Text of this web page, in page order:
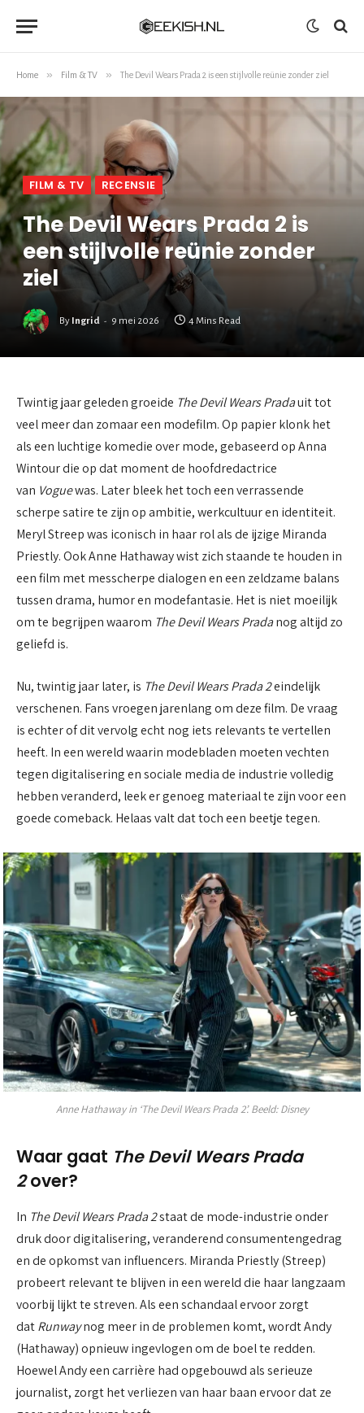
Home » Film & TV » The Devil Wears Prada 2 is een stijlvolle reünie zonder ziel
FILM & TV RECENSIE
The Devil Wears Prada 2 is
een stijlvolle reünie zonder
ziel
By Ingrid 9 mei 2026 4 Mins Read
Twintig jaar geleden groeide The Devil Wears Pradauit tot
veel meer dan zomaar een modefilm. Op papier klonk het
als een luchtige komedie over mode, gebaseerd op Anna
Wintour die op dat moment de hoofdredactrice
van Voguewas. Later bleek het toch een verrassende
scherpe satire te zijn op ambitie, werkcultuur en identiteit.
Meryl Streep was iconisch in haar rol als de ijzige Miranda
Priestly. Ook Anne Hathaway wist zich staande te houden in
een film met messcherpe dialogen en een zeldzame balans
tussen drama, humor en modefantasie. Het is niet moeilijk
om te begrijpen waarom The Devil Wears Pradanog altijd zo
geliefd is.
Nu, twintig jaar later, is The Devil Wears Prada 2eindelijk
verschenen. Fans vroegen jarenlang om deze film. De vraag
is echter of dit vervolg echt nog iets relevants te vertellen
heeft. In een wereld waarin modebladen moeten vechten
tegen digitalisering en sociale media de industrie volledig
hebben veranderd, leek er genoeg materiaal te zijn voor een
goede comeback. Helaas valt dat toch een beetje tegen.
Anne Hathaway in ‘The Devil Wears Prada 2’. Beeld: Disney
Waar gaat The Devil Wears Prada
2over?
In The Devil Wears Prada 2staat de mode-industrie onder
druk door digitalisering, veranderend consumentengedrag
en de opkomst van influencers. Miranda Priestly (Streep)
probeert relevant te blijven in een wereld die haar langzaam
voorbij lijkt te streven. Als een schandaal ervoor zorgt
datRunwaynog meer in de problemen komt, wordt Andy
(Hathaway) opnieuw ingevlogen om de boel te redden.
Hoewel Andy een carrière had opgebouwd als serieuze
journalist, zorgt het verliezen van haar baan ervoor dat ze